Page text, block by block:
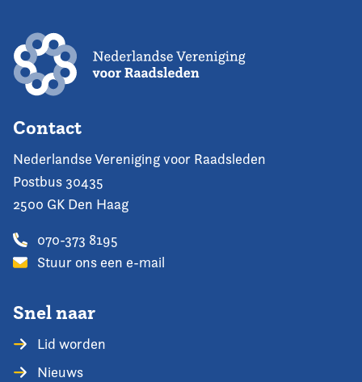
Contact
Nederlandse Vereniging voor Raadsleden
Postbus 30435
2500 GK Den Haag
070-373 8195
Stuur ons een e-mail
Snel naar
Lid worden
Nieuws